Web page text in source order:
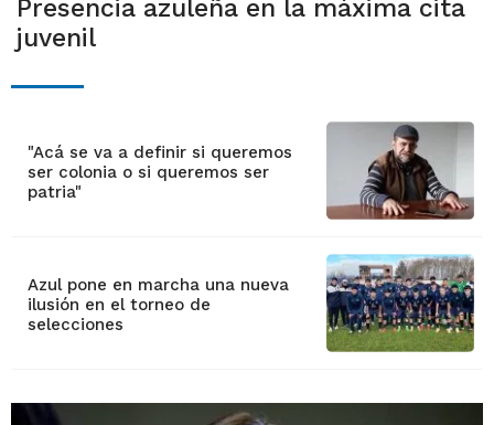
Presencia azuleña en la máxima cita
juvenil
"Acá se va a definir si queremos
ser colonia o si queremos ser
patria"
Azul pone en marcha una nueva
ilusión en el torneo de
selecciones